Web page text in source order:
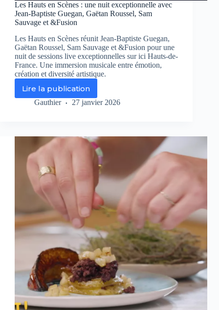
Les Hauts en Scènes : une nuit exceptionnelle avec
Jean-Baptiste Guegan, Gaëtan Roussel, Sam
Sauvage et &Fusion
Les Hauts en Scènes réunit Jean-Baptiste Guegan,
Gaëtan Roussel, Sam Sauvage et &Fusion pour une
nuit de sessions live exceptionnelles sur ici Hauts-de-
France. Une immersion musicale entre émotion,
création et diversité artistique.
Lire la publication
Les
Hauts
une
exceptionnelle
avec
Jean-
Guegan,
Gaëtan
Roussel,
Sam
Sauvage
&Fusion
Gauthier 27 janvier 2026